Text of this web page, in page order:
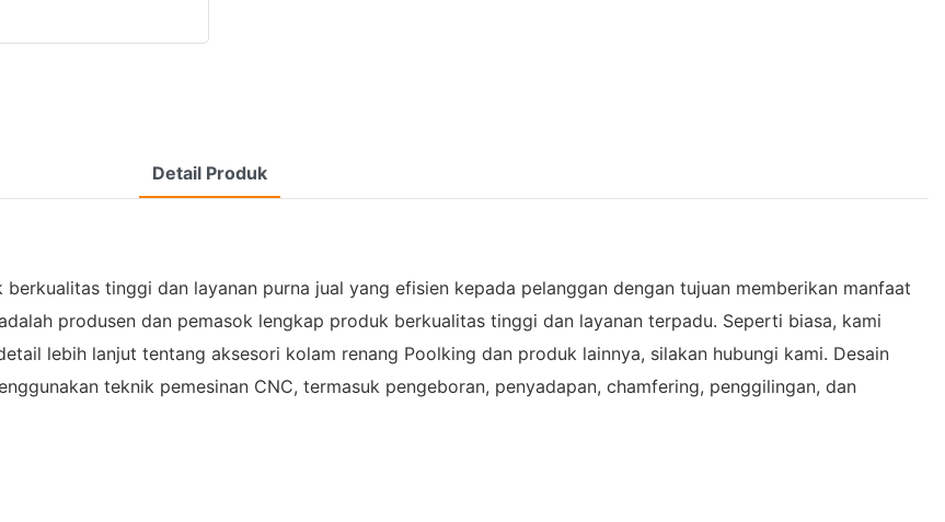
Detail Produk
tinggi dan layanan purna jual yang efisien kepada pelanggan dengan tujuan memberikan manfaat
produsen dan pemasok lengkap produk berkualitas tinggi dan layanan terpadu. Seperti biasa, kami
lebih lanjut tentang aksesori kolam renang Poolking dan produk lainnya, silakan hubungi kami. Desain
teknik pemesinan CNC, termasuk pengeboran, penyadapan, chamfering, penggilingan, dan